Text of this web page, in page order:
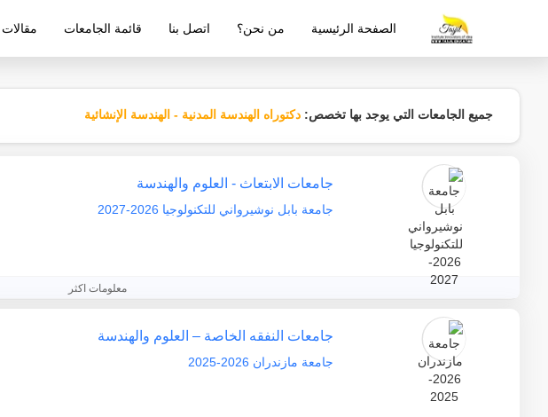
شركة معتمدة من قبل وزارة التربية والتعليم الإيرانية
الصفحة الرئيسية من نحن؟ اتصل بنا قائمة الجامعات مقالات
جميع الجامعات التي يوجد بها تخصص: دكتوراه الهندسة المدنية - الهندسة الإنشائية
جامعات الابتعاث - العلوم والهندسة
جامعة بابل نوشيرواني للتكنولوجيا 2026-2027
معلومات اكثر
جامعات النفقه الخاصة – العلوم والهندسة
جامعة مازندران 2026-2025